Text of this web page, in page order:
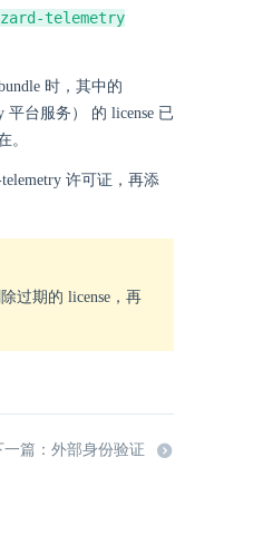
telemetry
时，其中的
平台服务） 的 license 已
。
许可证，再添
过期的 license，再
一篇：外部身份验证